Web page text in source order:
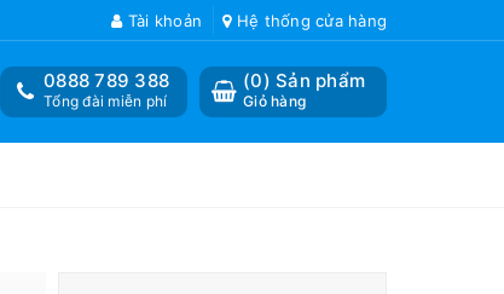
Tài khoản Hệ thống cửa hàng
(0) Sản phẩm
Giỏ hàng
0888 789 388
Tổng đài miễn phí